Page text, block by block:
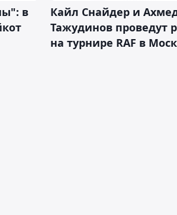
в
Кайл Снайдер и
Тажудинов проведут
на турнире RAF в